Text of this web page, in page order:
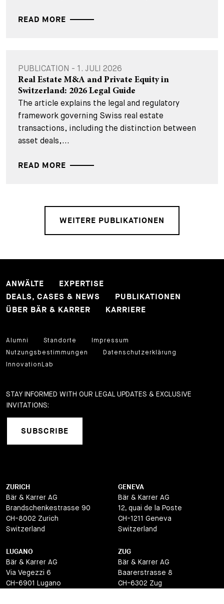
READ MORE
PUBLICATION - 1. JULI 2026
Real Estate M&A and Private Equity in
Switzerland: 2026 Legal Guide
The article explains the legal and regulatory
framework governing Swiss real estate
transactions, including the distinction between
asset deals,...
READ MORE
WEITERE PUBLIKATIONEN
ANWÄLTE
EXPERTISE
DEALS, CASES & NEWS
PUBLIKATIONEN
ÜBER BÄR & KARRER
KARRIERE
Alumni Standorte
Impressum
Nutzungsbestimmungen
Datenschutzerklärung
InnovationLab
STAY INFORMED WITH OUR LEGAL UPDATES & EXCLUSIVE
INVITATIONS:
SUBSCRIBE
ZURICH
Bär & Karrer AG
Brandschenkestrasse 90
CH-8002 Zurich
Switzerland
GENEVA
Bär & Karrer AG
12, quai de la Poste
CH-1211 Geneva
Switzerland
LUGANO
Bär & Karrer AG
Via Vegezzi 6
CH-6901 Lugano
ZUG
Bär & Karrer AG
Baarerstrasse 8
CH-6302 Zug